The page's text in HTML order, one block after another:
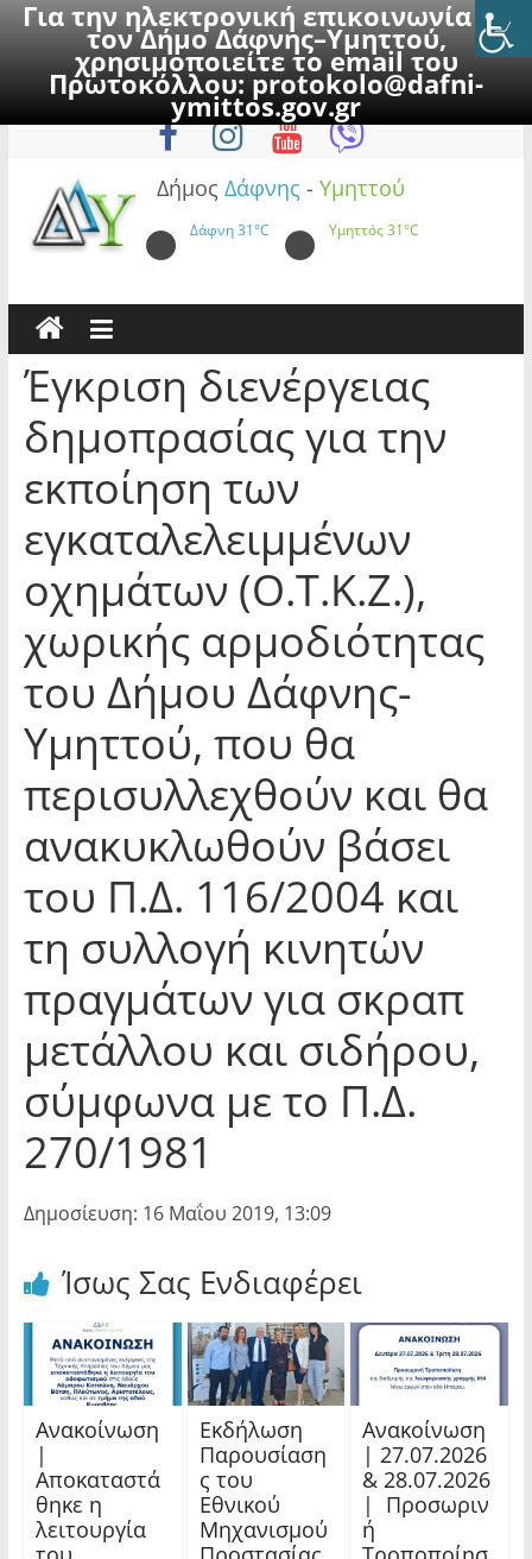
Για την ηλεκτρονική επικοινωνία με
τον Δήμο Δάφνης–Υμηττού,
χρησιμοποιείτε το email του
Πρωτοκόλλου:protokolo@dafni-
ymittos.gov.gr
to
Σάββατο, 8 Αυγούστου 2026
Δήμος Δάφνης - Υμηττού
Δάφνη31°C Υμηττός31°C
Έγκριση διενέργειας
δημοπρασίας για την
εκποίηση των
εγκαταλελειμμένων
οχημάτων (Ο.Τ.Κ.Ζ.),
χωρικής αρμοδιότητας
του Δήμου Δάφνης-
Υμηττού, που θα
περισυλλεχθούν και θα
ανακυκλωθούν βάσει
του Π.Δ. 116/2004 και
τη συλλογή κινητών
πραγμάτων για σκραπ
μετάλλου και σιδήρου,
σύμφωνα με το Π.Δ.
270/1981
Δημοσίευση: 16 Μαΐου 2019, 13:09
Ίσως Σας Ενδιαφέρει
Ανακοίνωση
|
Αποκαταστά
θηκε η
λειτουργία
Εκδήλωση
Παρουσίαση
ς του
Εθνικού
Μηχανισμού
Ανακοίνωση
| 27.07.2026
& 28.07.2026
| Προσωριν
ή